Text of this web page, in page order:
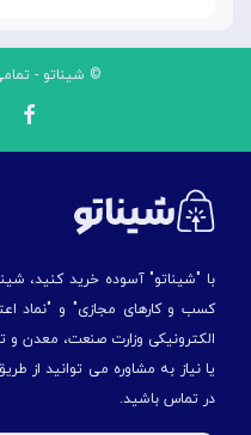
© شیناتو -
با "شیناتو" آسوده خرید کنید،
کسب و کارهای مجازی" و "نماد
الكترونیكی وزارت صنعت، معدن
یا نیاز به مشاوره می توانید از
در تماس باشید.